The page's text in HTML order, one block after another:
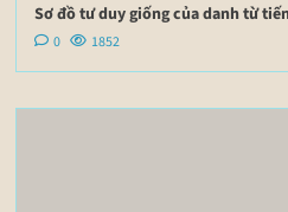
Sơ đồ tư duy giống của danh từ
0 1852